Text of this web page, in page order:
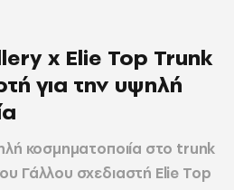
x Elie Top Trunk
για την υψηλή
κοσμηματοποιία στο trunk
Γάλλου σχεδιαστή Elie Top